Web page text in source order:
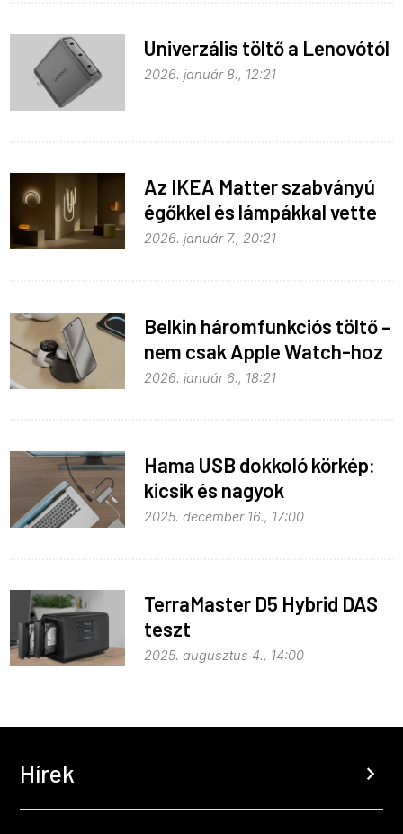
Univerzális töltő a Lenovótól
2026. január 8., 12:21
Az IKEA Matter szabványú
égőkkel és lámpákkal vette
be Las Vegast
2026. január 7., 20:21
Belkin háromfunkciós töltő –
nem csak Apple Watch-hoz
2026. január 6., 18:21
Hama USB dokkoló körkép:
kicsik és nagyok
2025. december 16., 17:00
TerraMaster D5 Hybrid DAS
teszt
2025. augusztus 4., 14:00
Hírek chevron_right